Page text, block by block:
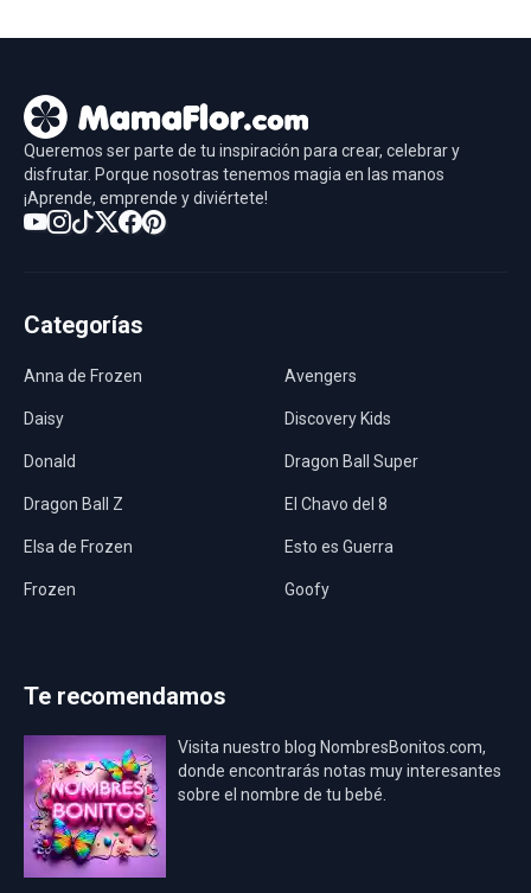
Queremos ser parte de tu inspiración para crear, celebrar y
disfrutar. Porque nosotras tenemos magia en las manos
¡Aprende, emprende y diviértete!
Categorías
Anna de Frozen Avengers
Daisy Discovery Kids
Donald Dragon Ball Super
Dragon Ball Z El Chavo del 8
Elsa de Frozen Esto es Guerra
Frozen Goofy
Los Minions Los Vengadores
Mario Bros Mi Villano Favorito
Mickey Mouse
Te recomendamos
Visita nuestro blog NombresBonitos.com,
donde encontrarás notas muy interesantes
sobre el nombre de tu bebé.